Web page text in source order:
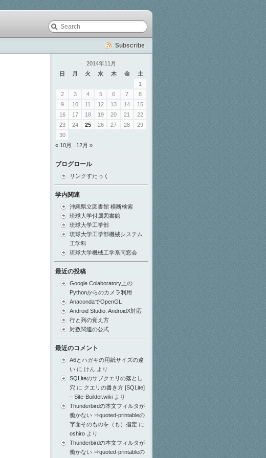
Subscribe
2014年11月
日
月 火 水 木 金
土
1
2
3 4 5 6 7
8
9
10 11 12 13 14
15
16
17 18 19 20 21
22
23
24 25 26 27 28
29
30
« 10月
12月 »
ブログロール
リンクすたっく
学内関連
沖縄県立図書館 横断検索
琉球大学付属図書館
琉球大学工学部
琉球大学工学部機械システム
工学科
琉球大学機械工学系同窓会
最近の投稿
Google Colaboratory上の
Pythonからのカメラ利用
AnacondaでOpenGL
Android Studio: AndroidX対応
行と列の覚え方
対数関連の公式
最近のコメント
A6とハガキの用紙サイズの違
い に けん より
SQLiteのサブクエリの落とし
穴 に クエリの書き方 [SQLite]
– Site-Builder.wiki より
Thunderbirdの本文フィルタが
働かない ⇒quoted-printableの
字面そのものを（も）指定 に
oshiro より
Thunderbirdの本文フィルタが
働かない ⇒quoted-printableの